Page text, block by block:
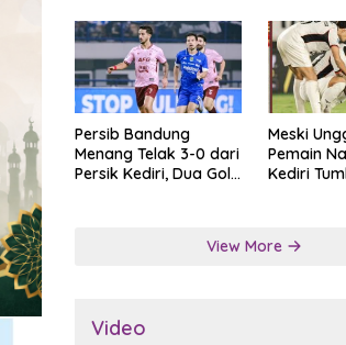
Persib Bandung
Menang Telak 3-0 dari
Persik Kediri, Dua Gol
Meski
Pemain
Kediri
View More
Video